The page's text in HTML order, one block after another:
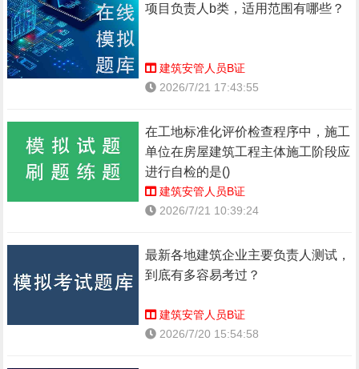
项目负责人b类，适用范围有哪些？
建筑安管人员B证
2026/7/21 17:43:55
在工地标准化评价检查程序中，施工
单位在房屋建筑工程主体施工阶段应
进行自检的是()
建筑安管人员B证
2026/7/21 10:39:24
最新各地建筑企业主要负责人测试，
到底有多容易考过？
建筑安管人员B证
2026/7/20 15:54:58